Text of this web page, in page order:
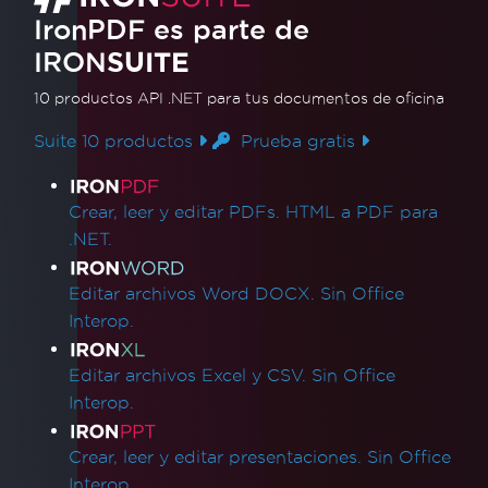
IronPDF - los hipervínculos _blank en un
PDF se abren en la misma pestaña del
navegador
Versiones de archivo PDF
IronPdf.Linux
El PDF difiere de la vista previa de
impresión de Chrome
la actualización de versión
Redimensionar, extender, transformar
Mezcla de versiones de productos Iron
WCAG y PDF/UA
Saltos de Página CSS
Rendimiento de UpdatedChrome
MaxHeight en encabezados y pies de página
Gasto de renderizado HTML
IronPDF es parte de
IRONSUITE
10 productos API .NET para tus documentos de oficina
Suite 10 productos Prueba gratis
Enlaces de productos
Crear, leer y editar PDFs. HTML a PDF para
.NET.
Editar archivos Word DOCX. Sin Office
Interop.
Editar archivos Excel y CSV. Sin Office
Interop.
Crear, leer y editar presentaciones. Sin Office
Interop.